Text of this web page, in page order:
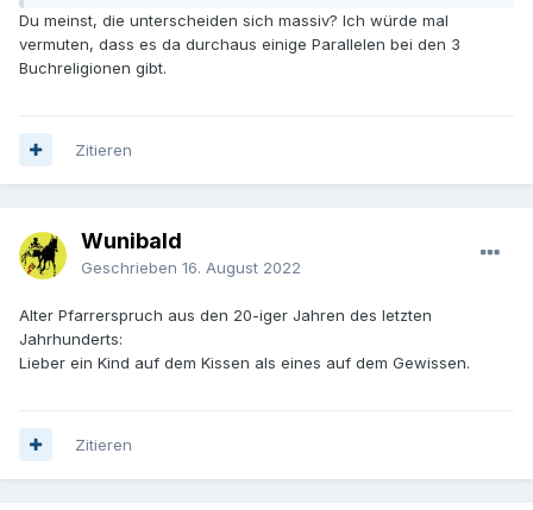
Du meinst, die unterscheiden sich massiv? Ich würde mal
vermuten, dass es da durchaus einige Parallelen bei den 3
Buchreligionen gibt.
Zitieren
Wunibald
Geschrieben 16. August 2022
Alter Pfarrerspruch aus den 20-iger Jahren des letzten
Jahrhunderts:
Lieber ein Kind auf dem Kissen als eines auf dem Gewissen.
Zitieren